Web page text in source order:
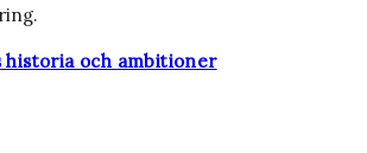
historia och ambitioner